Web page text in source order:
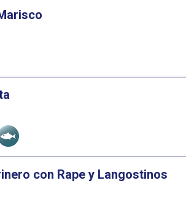
con Rape y Langostinos